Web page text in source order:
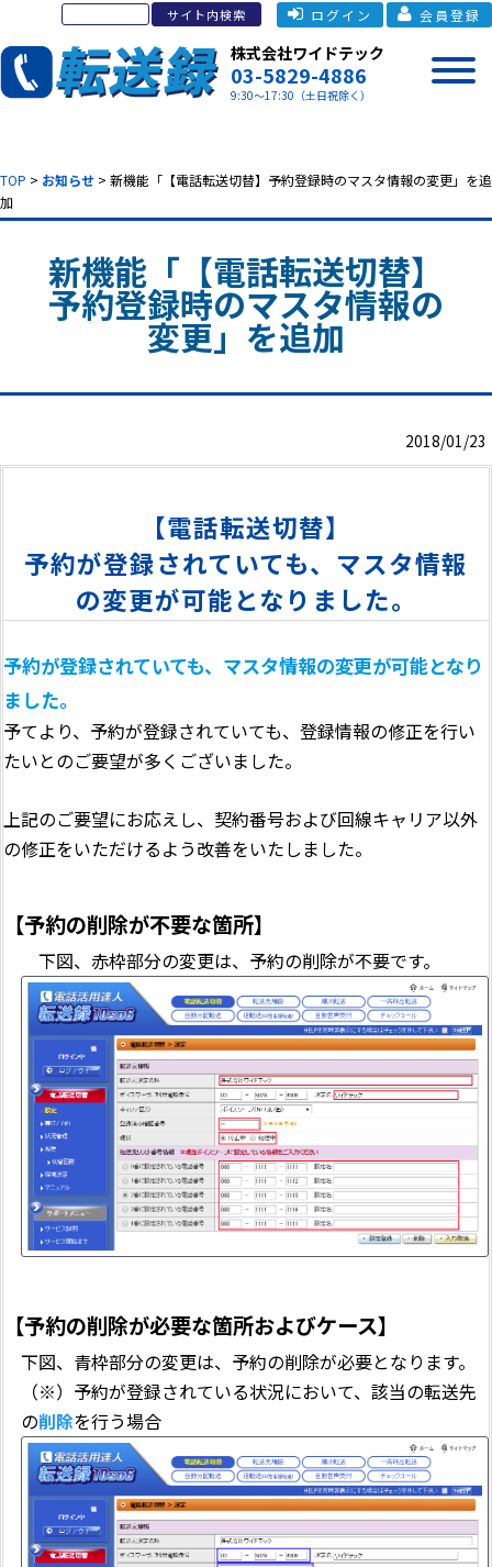
ログイン 会員登録
株式会社ワイドテック
03-5829-4886
9:30～17:30（土日祝除く）
TOP > お知らせ > 新機能「【電話転送切替】予約登録時のマスタ情報の変更」を追
加
新機能「【電話転送切替】
予約登録時のマスタ情報の
変更」を追加
2018/01/23
【電話転送切替】
予約が登録されていても、マスタ情報
の変更が可能となりました。
予約が登録されていても、マスタ情報の変更が可能となり
ました。
予てより、予約が登録されていても、登録情報の修正を行い
たいとのご要望が多くございました。
上記のご要望にお応えし、契約番号および回線キャリア以外
の修正をいただけるよう改善をいたしました。
【予約の削除が不要な箇所】
下図、赤枠部分の変更は、予約の削除が不要です。
【予約の削除が必要な箇所およびケース】
下図、青枠部分の変更は、予約の削除が必要となります。
（※）予約が登録されている状況において、該当の転送先
の削除を行う場合